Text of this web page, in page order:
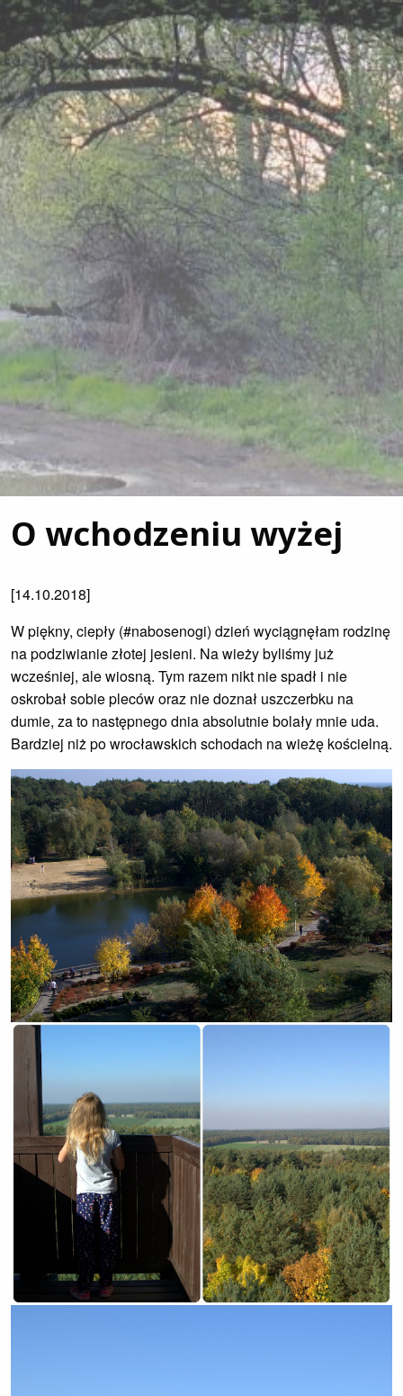
O wchodzeniu wyżej
[14.10.2018]
W piękny, ciepły (#nabosenogi) dzień wyciągnęłam rodzinę
na podziwianie złotej jesieni. Na wieży byliśmy już
wcześniej, ale wiosną. Tym razem nikt nie spadł i nie
oskrobał sobie pleców oraz nie doznał uszczerbku na
dumie, za to następnego dnia absolutnie bolały mnie uda.
Bardziej niż po wrocławskich schodach na wieżę kościelną.